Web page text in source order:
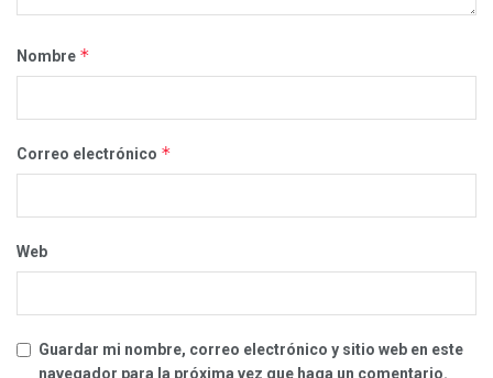
Nombre *
Correo electrónico *
Web
Guardar mi nombre, correo electrónico y sitio web en este
navegador para la próxima vez que haga un comentario.